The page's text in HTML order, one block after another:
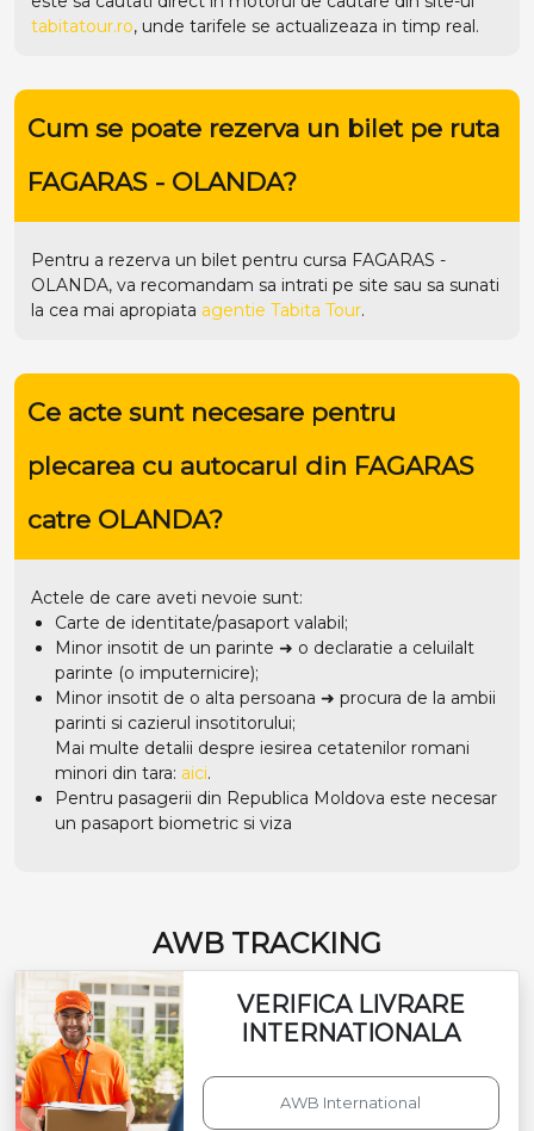
tabitatour.ro, unde tarifele se actualizeaza in timp real.
Cum se poate rezerva un bilet pe ruta
FAGARAS - OLANDA?
Pentru a rezerva un bilet pentru cursa FAGARAS -
OLANDA, va recomandam sa intrati pe site sau sa sunati
la cea mai apropiata agentie Tabita Tour.
Ce acte sunt necesare pentru
plecarea cu autocarul din FAGARAS
catre OLANDA?
Actele de care aveti nevoie sunt:
Carte de identitate/pasaport valabil;
Minor insotit de un parinte ➜ o declaratie a celuilalt
parinte (o imputernicire);
Minor insotit de o alta persoana ➜ procura de la ambii
parinti si cazierul insotitorului;
Mai multe detalii despre iesirea cetatenilor romani
minori din tara: aici.
Pentru pasagerii din Republica Moldova este necesar
un pasaport biometric si viza
AWB TRACKING
VERIFICA LIVRARE
INTERNATIONALA